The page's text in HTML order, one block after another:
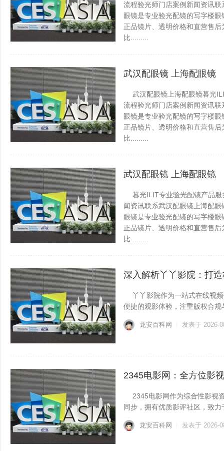
流程验光师门店案例新闻资讯
眼镜是专业验光配镜的写字楼
正品镜片、透明价格和直营售
比.........
武汉配眼镜 上海配眼镜
武汉配眼镜上海配眼镜暮光
流程验光师门店案例新闻资讯
眼镜是专业验光配镜的写字楼
正品镜片、透明价格和直营售
比.........
武汉配眼镜 上海配眼镜
暮光ILIT专业验光配镜产品服
闻资讯联系武汉配眼镜上海配
眼镜是专业验光配镜的写字楼
正品镜片、透明价格和直营售
比.........
深入解析丫丫影院：打
丫丫影院作为一站式在线视频
便捷的观影体验，注重版权合
龙安百科网 发表于 2026-
2345电影网：全方位影
2345电影网作为综合性影视
同步，拥有优质影评社区，致
龙安百科网 发表于 2026-